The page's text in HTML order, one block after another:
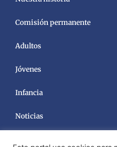
Comisión permanente
Adultos
Jóvenes
Infancia
Noticias